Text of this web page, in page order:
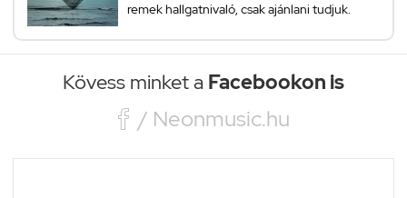
remek hallgatnivaló, csak ajánlani tudjuk.
Kövess minket a Facebookon is
 / Neonmusic.hu